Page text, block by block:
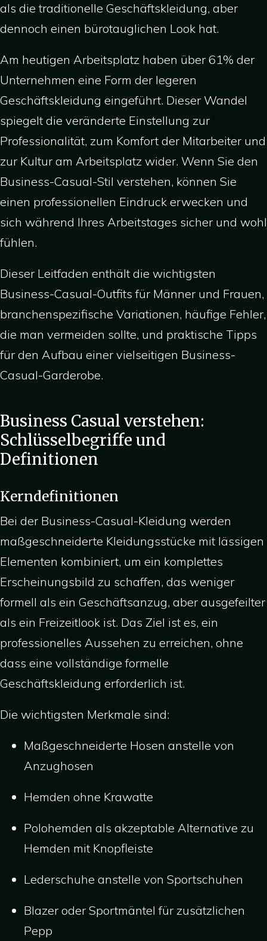
als die traditionelle Geschäftskleidung, aber
dennoch einen bürotauglichen Look hat.
Am heutigen Arbeitsplatz haben über 61% der
Unternehmen eine Form der legeren
Geschäftskleidung eingeführt. Dieser Wandel
spiegelt die veränderte Einstellung zur
Professionalität, zum Komfort der Mitarbeiter und
zur Kultur am Arbeitsplatz wider. Wenn Sie den
Business-Casual-Stil verstehen, können Sie
einen professionellen Eindruck erwecken und
sich während Ihres Arbeitstages sicher und wohl
fühlen.
Dieser Leitfaden enthält die wichtigsten
Business-Casual-Outfits für Männer und Frauen,
branchenspezifische Variationen, häufige Fehler,
die man vermeiden sollte, und praktische Tipps
für den Aufbau einer vielseitigen Business-
Casual-Garderobe.
Business Casual verstehen:
Schlüsselbegriffe und
Definitionen
Kerndefinitionen
Bei der Business-Casual-Kleidung werden
maßgeschneiderte Kleidungsstücke mit lässigen
Elementen kombiniert, um ein komplettes
Erscheinungsbild zu schaffen, das weniger
formell als ein Geschäftsanzug, aber ausgefeilter
als ein Freizeitlook ist. Das Ziel ist es, ein
professionelles Aussehen zu erreichen, ohne
dass eine vollständige formelle
Geschäftskleidung erforderlich ist.
Die wichtigsten Merkmale sind:
Maßgeschneiderte Hosen anstelle von
Anzughosen
Hemden ohne Krawatte
Polohemden als akzeptable Alternative zu
Hemden mit Knopfleiste
Lederschuhe anstelle von Sportschuhen
Blazer oder Sportmäntel für zusätzlichen
Pepp